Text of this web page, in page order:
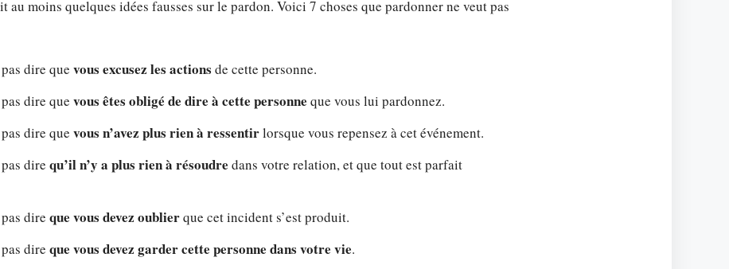
au moins quelques idées fausses sur le pardon. Voici 7 choses que pardonner ne veut pas
dire que vous excusez les actions de cette personne.
dire que vous êtes obligé de dire à cette personne que vous lui pardonnez.
dire que vous n’avez plus rien à ressentirlorsque vous repensez à cet événement.
dire qu’il n’y a plus rien à résoudre dans votre relation, et que tout est parfait
dire que vous devez oublierque cet incident s’est produit.
dire que vous devez garder cette personne dans votre vie.